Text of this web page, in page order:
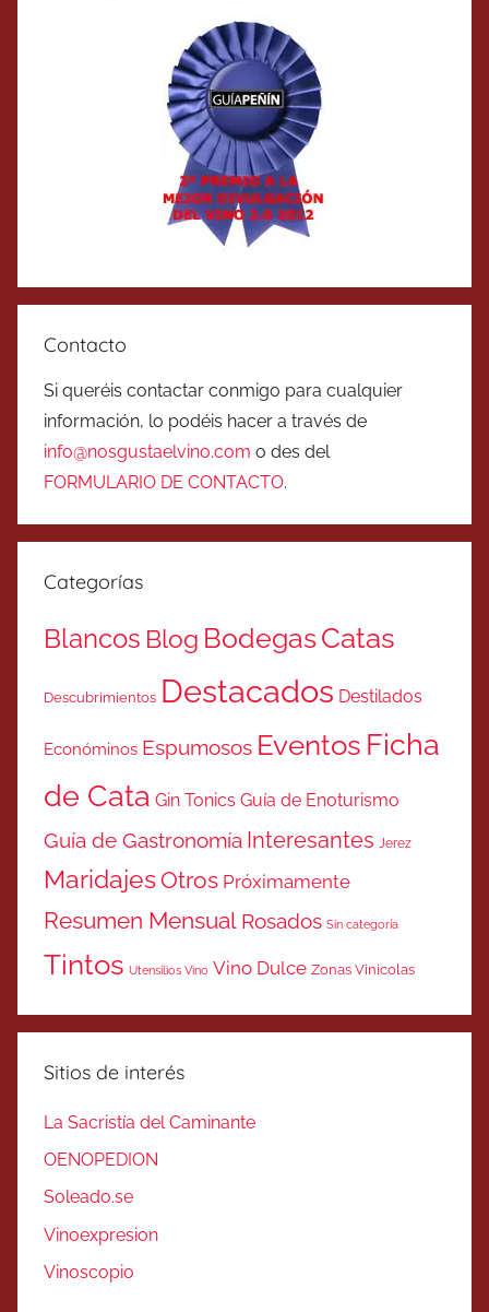
Contacto
Si queréis contactar conmigo para cualquier
información, lo podéis hacer a través de
info@nosgustaelvino.com o des del
FORMULARIO DE CONTACTO.
Categorías
Blancos Blog BodegasCatas
Descubrimientos Destacados Destilados
Económinos Espumosos Eventos Ficha
de Cata Gin Tonics Guía de Enoturismo
Guía de Gastronomía Interesantes Jerez
MaridajesOtros Próximamente
Resumen Mensual Rosados Sin categoría
Tintos Utensilios Vino Vino Dulce Zonas Vinicolas
Sitios de interés
La Sacristía del Caminante
OENOPEDION
Soleado.se
Vinoexpresion
Vinoscopio